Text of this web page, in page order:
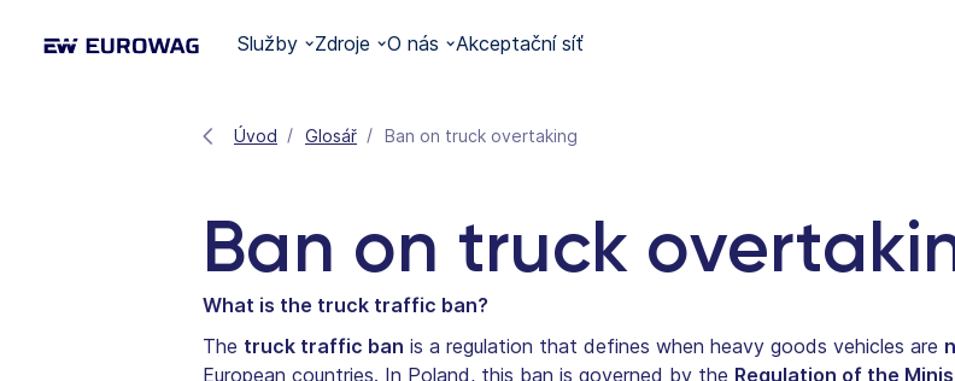
Služby Zdroje O nás Akceptační síť
Úvod Glosář Ban on truck overtaking
Ban on truck
What is the truck traffic ban?
The truck traffic ban is a regulation that defines when heavy goods vehicles are
European countries. In Poland, this ban is governed by the Regulation of the